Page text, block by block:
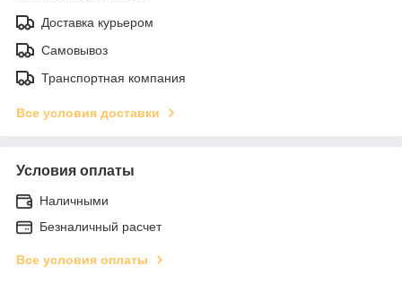
Доставка курьером
Самовывоз
Транспортная компания
Все условия доставки
Условия оплаты
Наличными
Безналичный расчет
Все условия оплаты